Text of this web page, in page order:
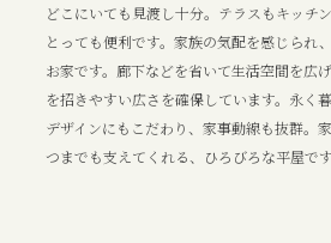
どこにいても見渡し十分。テラスもキッチ
とっても便利です。家族の気配を感じられ
お家です。廊下などを省いて生活空間を広
を招きやすい広さを確保しています。永く
デザインにもこだわり、家事動線も抜群。
つまでも支えてくれる、ひろびろな平屋です